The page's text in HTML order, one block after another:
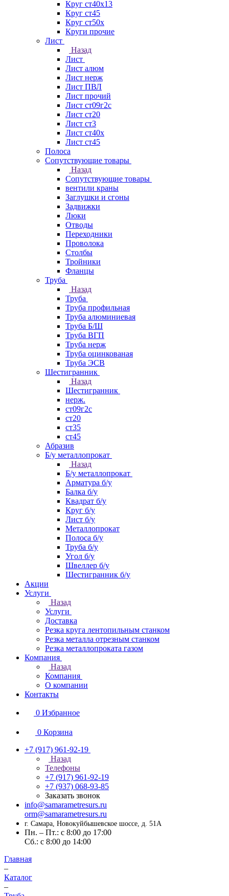
Круг ст40х13
Круг ст45
Круг ст50х
Круги прочие
Лист
Назад
Лист
Лист алюм
Лист нерж
Лист ПВЛ
Лист прочий
Лист ст09г2с
Лист ст20
Лист ст3
Лист ст40х
Лист ст45
Полоса
Сопутствующие товары
Назад
Сопутствующие товары
вентили краны
Заглушки и сгоны
Задвижки
Люки
Отводы
Переходники
Проволока
Столбы
Тройники
Фланцы
Труба
Назад
Труба
Труба профильная
Труба алюминиевая
Труба Б/Ш
Труба ВГП
Труба нерж
Труба оцинкованая
Труба ЭСВ
Шестигранник
Назад
Шестигранник
нерж.
ст09г2с
ст20
ст35
ст45
Абразив
Б/у металлопрокат
Назад
Б/у металлопрокат
Арматура б/у
Балка б/у
Квадрат б/у
Круг б/у
Лист б/у
Металлопрокат
Полоса б/у
Труба б/у
Угол б/у
Швеллер б/у
Шестигранник б/у
Акции
Услуги
Назад
Услуги
Доставка
Резка круга лентопильным станком
Резка металла отрезным станком
Резка металлопроката газом
Компания
Назад
Компания
О компании
Контакты
0 Избранное
0 Корзина
+7 (917) 961-92-19
Назад
Телефоны
+7 (917) 961-92-19
+7 (937) 068-93-85
Заказать звонок
info@samarametresurs.ru
orm@samarametresurs.ru
г. Самара, Новокуйбышевское шоссе, д. 51А
Пн. – Пт.: с 8:00 до 17:00
Cб.: с 8:00 до 14:00
Главная
–
Каталог
–